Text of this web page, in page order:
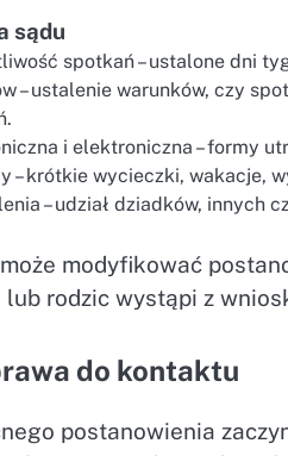
sądu
spotkań – ustalone dni
– ustalenie warunków, czy
i elektroniczna – formy
– krótkie wycieczki, wakacje,
– udział dziadków, innych
może modyfikować
rodzic wystąpi z
do kontaktu
postanowienia